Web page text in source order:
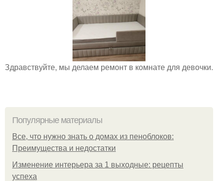
Здравствуйте, мы делаем ремонт в комнате для девочки.
Популярные материалы
Все, что нужно знать о домах из пеноблоков:
Преимущества и недостатки
Изменение интерьера за 1 выходные: рецепты
успеха